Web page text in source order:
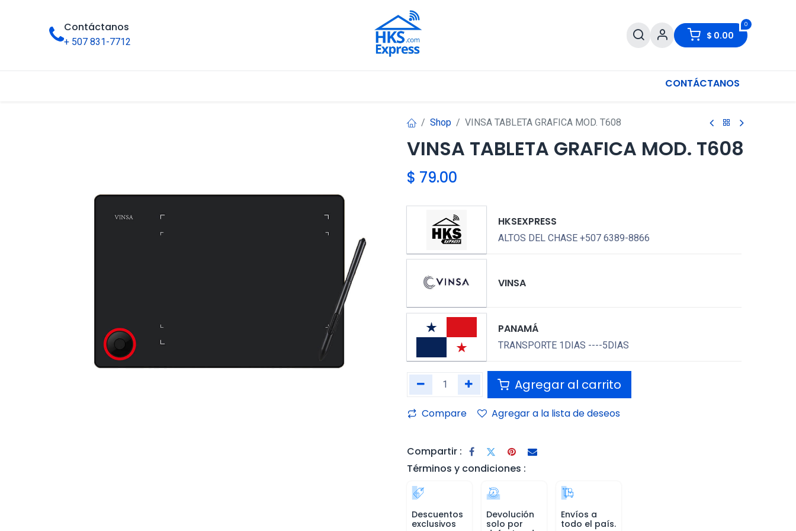
Contáctanos
+ 507 831-7712
0
$ 0.00
CONTÁCTANOS
Shop VINSA TABLETA GRAFICA MOD. T608
VINSA TABLETA GRAFICA MOD. T608
$ 79.00
HKSEXPRESS
ALTOS DEL CHASE +507 6389-8866
VINSA
PANAMÁ
TRANSPORTE 1DIAS ----5DIAS
Agregar al carrito
Compare Agregar a la lista de deseos
Compartir :
Términos y condiciones :
Descuentos
exclusivos
Devolución
solo por
Envíos a
todo el país.